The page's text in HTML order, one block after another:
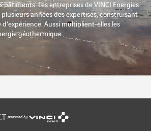
bâtiments. Les entreprises de VINCI Energies
années des expertises, construisant
Aussi multiplient-elles les
géothermique.
powered by